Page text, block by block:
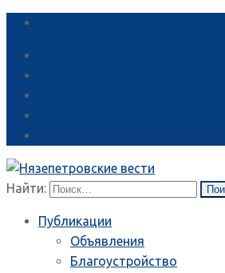
Найти:
Публикации
Объявления
Благоустройство